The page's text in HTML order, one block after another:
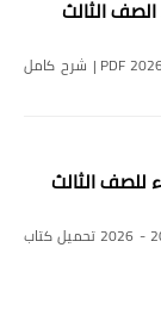
الثالث
📘 تحميل كتاب الامتحان في الأحياء الصف الثالث الثانوي 2026 PDF | شرح كامل
للصف الثالث
تحميل كتاب الامتحان في الفيزياء للصف الثالث الثانوي 2025 - 2026 تحميل كتاب